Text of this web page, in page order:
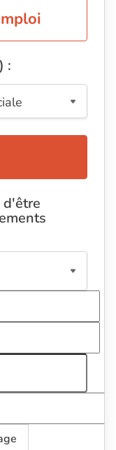
:
d'être